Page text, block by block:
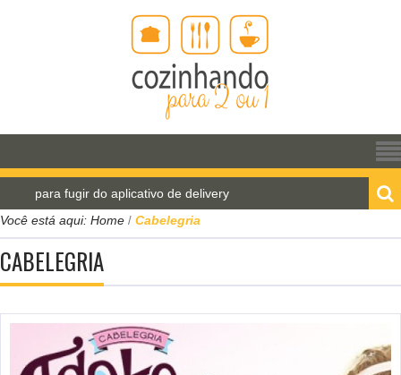
para fugir do aplicativo de delivery
Pão de água
Você está aqui: Home / Cabelegria
CABELEGRIA